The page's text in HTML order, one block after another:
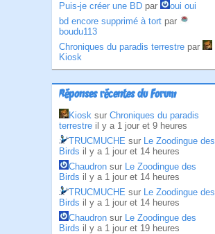
Puis-je créer une BD par
oui oui
bd encore supprimé à tort par
boudu113
Chroniques du paradis terrestre par
Kiosk
Réponses récentes du Forum
Kiosk sur Chroniques du paradis
terrestre il y a 1 jour et 9 heures
TRUCMUCHE sur Le Zoodingue des
Birds il y a 1 jour et 14 heures
Chaudron sur Le Zoodingue des
Birds il y a 1 jour et 14 heures
TRUCMUCHE sur Le Zoodingue des
Birds il y a 1 jour et 14 heures
Chaudron sur Le Zoodingue des
Birds il y a 1 jour et 19 heures